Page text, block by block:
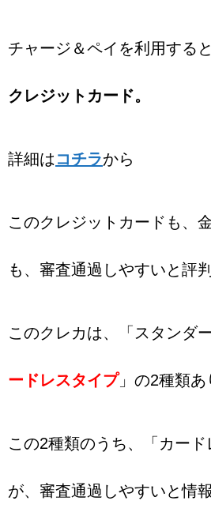
チャージ＆ペイを利用すると
クレジットカード。
詳細は コチラから
このクレジットカードも、
も、審査通過しやすいと評判
このクレカは、「スタンダ
ードレスタイプ」の2種類あ
この2種類のうち、「カー
が、審査通過しやすいと情